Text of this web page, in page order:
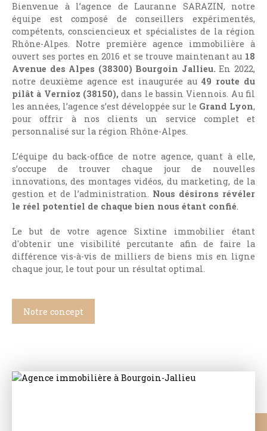
Bienvenue à l’agence de Lauranne SARAZIN, notre
équipe est composé de conseillers expérimentés,
compétents, consciencieux et spécialistes de la région
Rhône-Alpes. Notre première agence immobilière à
ouvert ses portes en 2016 et se trouve maintenant au 18
Avenue des Alpes (38300) Bourgoin Jallieu.En 2022,
notre deuxième agence est inaugurée au 49 route du
pilât à Vernioz (38150),dans le bassin Viennois. Au fil
les années, l’agence s’est développée sur le Grand Lyon,
pour offrir à nos clients un service complet et
personnalisé sur la région Rhône-Alpes.
L’équipe du back-office de notre agence, quant à elle,
s’occupe de trouver chaque jour de nouvelles
innovations, des montages vidéos, du marketing, de la
gestion et de l’administration. Nous désirons révéler
le réel potentiel de chaque bien nous étant confié.
Le but de votre agence Sixtine immobilier étant
d'obtenir une visibilité percutante afin de faire la
différence vis-à-vis de milliers de biens mis en ligne
chaque jour, le tout pour un résultat optimal.
Notre concept